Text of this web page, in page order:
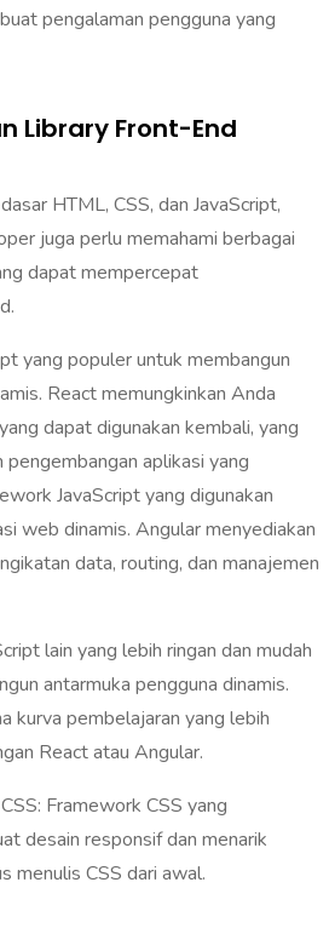
pengalaman pengguna yang
Library Front-End
HTML, CSS, dan JavaScript,
juga perlu memahami berbagai
dapat mempercepat
yang populer untuk membangun
React memungkinkan Anda
dapat digunakan kembali, yang
aplikasi yang
JavaScript yang digunakan
web dinamis. Angular menyediakan
data, routing, dan manajemen
lain yang lebih ringan dan mudah
antarmuka pengguna dinamis.
kurva pembelajaran yang lebih
React atau Angular.
Framework CSS yang
desain responsif dan menarik
menulis CSS dari awal.